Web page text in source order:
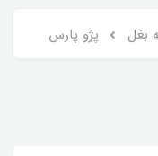
بغل پژو پارس